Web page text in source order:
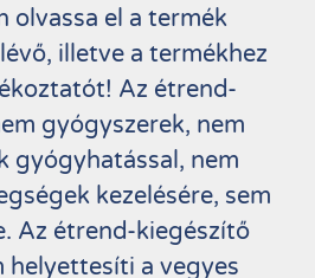
olvassa el a termék
illetve a termékhez
Az étrend-
gyógyszerek, nem
gyógyhatással, nem
kezelésére, sem
Az étrend-kiegészítő
helyettesíti a vegyes